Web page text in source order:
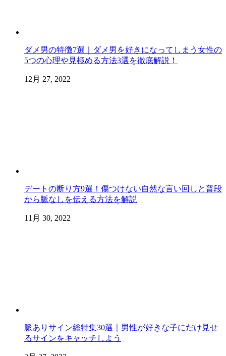
ダメ男の特徴7選｜ダメ男を好きになってしまう女性の
5つの心理や見極める方法3選を徹底解説！
12月 27, 2022
デートの断り方9選！傷つけない自然な言い回しと普段
から脈なしを伝える方法を解説
11月 30, 2022
脈ありサイン総特集30選｜男性が好きな子にだけ見せ
るサインをキャッチしよう